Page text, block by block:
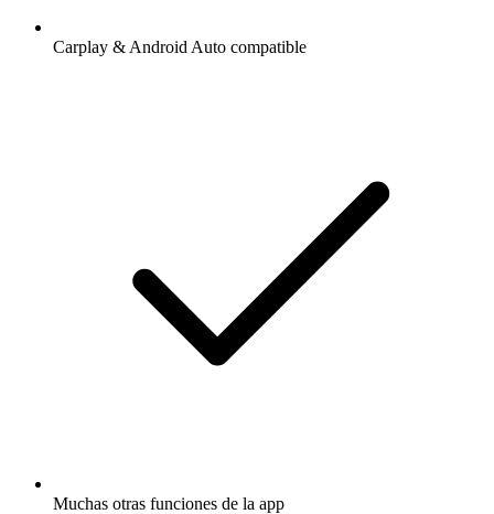
Carplay & Android Auto compatible
Muchas otras funciones de la app